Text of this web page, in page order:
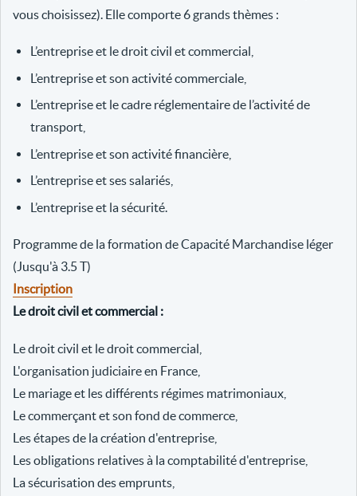
vous choisissez). Elle comporte 6 grands thèmes :
L’entreprise et le droit civil et commercial,
L’entreprise et son activité commerciale,
L’entreprise et le cadre réglementaire de l’activité de
transport,
L’entreprise et son activité financière,
L’entreprise et ses salariés,
L’entreprise et la sécurité.
Programme de la formation de Capacité Marchandise léger
(Jusqu'à 3.5 T)
Inscription
Le droit civil et commercial :
Le droit civil et le droit commercial,
L'organisation judiciaire en France,
Le mariage et les différents régimes matrimoniaux,
Le commerçant et son fond de commerce,
Les étapes de la création d'entreprise,
Les obligations relatives à la comptabilité d'entreprise,
La sécurisation des emprunts,